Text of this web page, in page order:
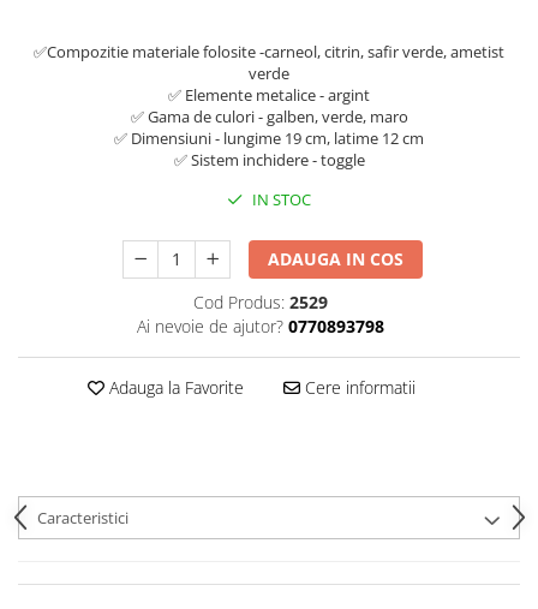
✅Compozitie materiale folosite -carneol, citrin, safir verde, ametist
verde
✅ Elemente metalice - argint
✅ Gama de culori - galben, verde, maro
✅ Dimensiuni - lungime 19 cm, latime 12 cm
✅ Sistem inchidere - toggle
IN STOC
ADAUGA IN COS
Cod Produs: 2529
Ai nevoie de ajutor? 0770893798
Adauga la Favorite Cere informatii
Caracteristici